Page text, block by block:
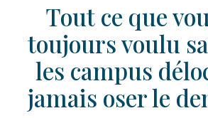
Tout ce que
toujours voulu
les campus
jamais oser le